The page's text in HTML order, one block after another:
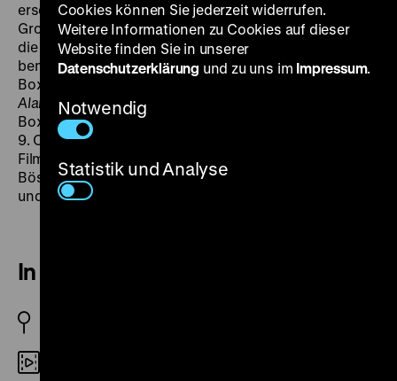
erscheint dabei als ebenbürtiger Partner
Großbritanniens, ganz im Sinne von Hitlers Bestreben,
die Briten als Verbündete zu gewinnen. Umso
bemerkenswerter ist die nuancierte Darstellung der
Boxer und ihres Anführers Tu-Hang (Bernhard Minetti).
Alarm in Pekingsei ein „wirklich gutes Stück aus dem
Boxeraufstand“, schreibt Victor Klemperer am
9. Oktober 1937 in sein Tagebuch: „Amüsant an dem
Film, dass die Boxer nicht nur als grausame
Bösewichte hingestellt werden: es sind eben Patrioten
und Nationalisten.“ (qs)
In einer chinesischen Stadt
Cookies können Sie jederzeit widerrufen.
Weitere Informationen zu Cookies auf dieser
Website finden Sie in unserer
Datenschutzerklärung und zu uns im Impressum.
Notwendig
Statistik und Analyse